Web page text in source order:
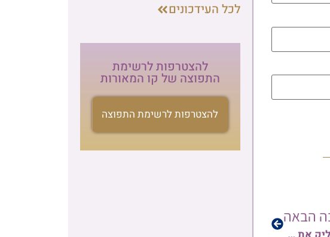
לכל העידכונים
להצטרפות לרשימת
התפוצה של קו המאורות
להצטרפות לרשימת התפוצה